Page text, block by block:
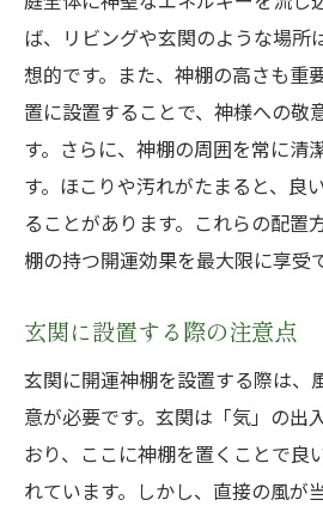
ば、リビングや玄関のような場所
想的です。また、神棚の高さも重
置に設置することで、神様への敬
す。さらに、神棚の周囲を常に清
す。ほこりや汚れがたまると、良
ることがあります。これらの配置
棚の持つ開運効果を最大限に享受
玄関に設置する際の注意点
玄関に開運神棚を設置する際は、
意が必要です。玄関は「気」の出
おり、ここに神棚を置くことで良
れています。しかし、直接の風が